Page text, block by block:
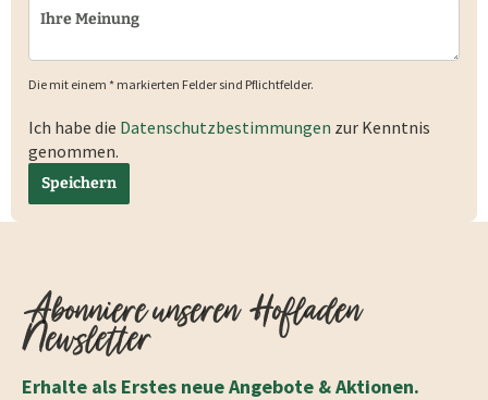
Die mit einem * markierten Felder sind Pflichtfelder.
Ich habe die Datenschutzbestimmungen zur Kenntnis
genommen.
Speichern
Abonniere unseren Hofladen
Newsletter
Erhalte als Erstes neue Angebote & Aktionen.